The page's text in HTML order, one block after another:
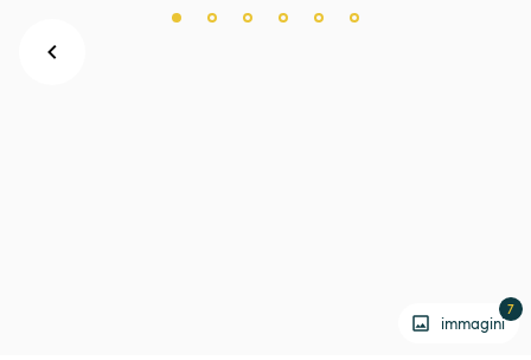
immagini
7